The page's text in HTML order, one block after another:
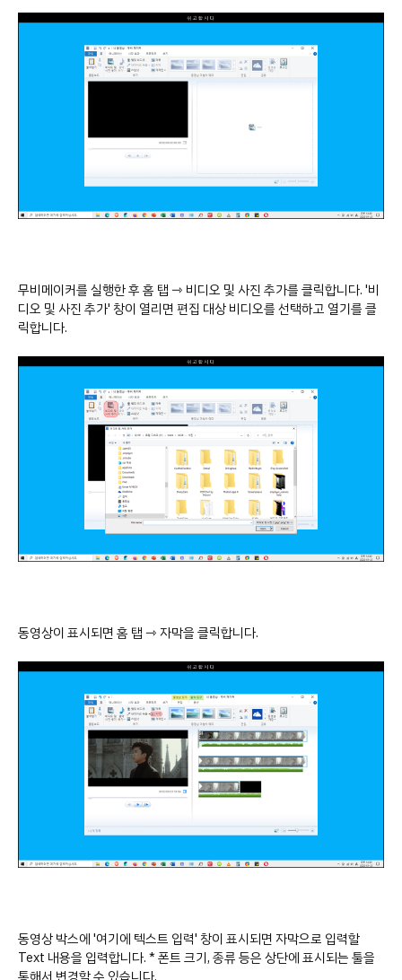
무비메이커를 실행한 후 홈 탭 ⇾ 비디오 및 사진 추가를 클릭합니다. '비
디오 및 사진 추가' 창이 열리면 편집 대상 비디오를 선택하고 열기를 클
릭합니다.
동영상이 표시되면 홈 탭 ⇾ 자막을 클릭합니다.
동영상 박스에 '여기에 텍스트 입력' 창이 표시되면 자막으로 입력할
Text 내용을 입력합니다. * 폰트 크기, 종류 등은 상단에 표시되는 툴을
통해서 변경할 수 있습니다.